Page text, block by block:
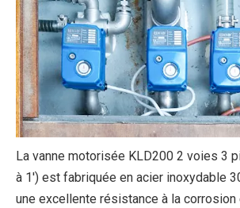
La vanne motorisée KLD200 2 voies 3
à 1') est fabriquée en acier inoxydable
une excellente résistance à la corrosion